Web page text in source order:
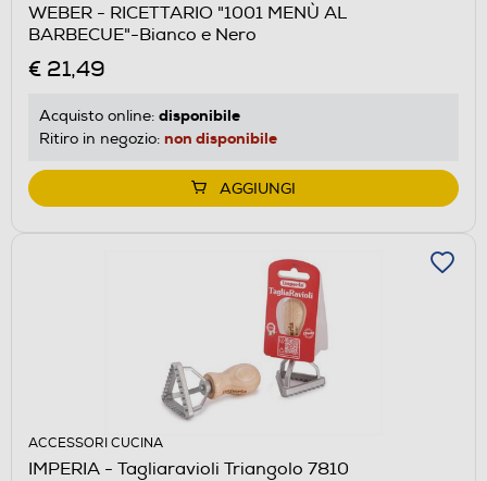
WEBER - RICETTARIO "1001 MENÙ AL
BARBECUE"-Bianco e Nero
€ 21,49
Acquisto online: disponibile
Ritiro in negozio: non disponibile
AGGIUNGI
ACCESSORI CUCINA
IMPERIA - Tagliaravioli Triangolo 7810